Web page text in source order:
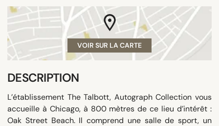
VOIR SUR LA CARTE
DESCRIPTION
L’établissement The Talbott, Autograph Collection vous
accueille à Chicago, à 800 mètres de ce lieu d’intérêt :
Oak Street Beach. Il comprend une salle de sport, un